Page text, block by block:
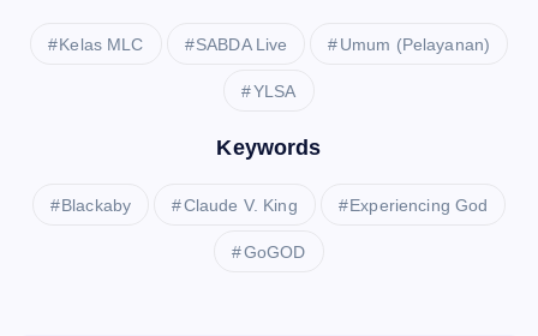
Kelas MLC SABDA Live Umum (Pelayanan)
YLSA
Keywords
Blackaby Claude V. King Experiencing God
GoGOD